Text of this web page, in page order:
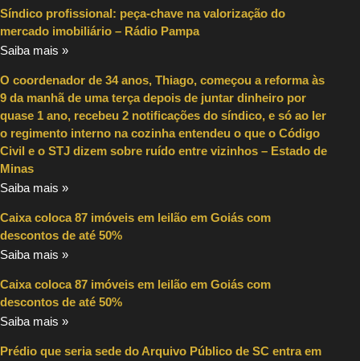
Síndico profissional: peça-chave na valorização do
mercado imobiliário – Rádio Pampa
Saiba mais »
O coordenador de 34 anos, Thiago, começou a reforma às
9 da manhã de uma terça depois de juntar dinheiro por
quase 1 ano, recebeu 2 notificações do síndico, e só ao ler
o regimento interno na cozinha entendeu o que o Código
Civil e o STJ dizem sobre ruído entre vizinhos – Estado de
Minas
Saiba mais »
Caixa coloca 87 imóveis em leilão em Goiás com
descontos de até 50%
Saiba mais »
Caixa coloca 87 imóveis em leilão em Goiás com
descontos de até 50%
Saiba mais »
Prédio que seria sede do Arquivo Público de SC entra em